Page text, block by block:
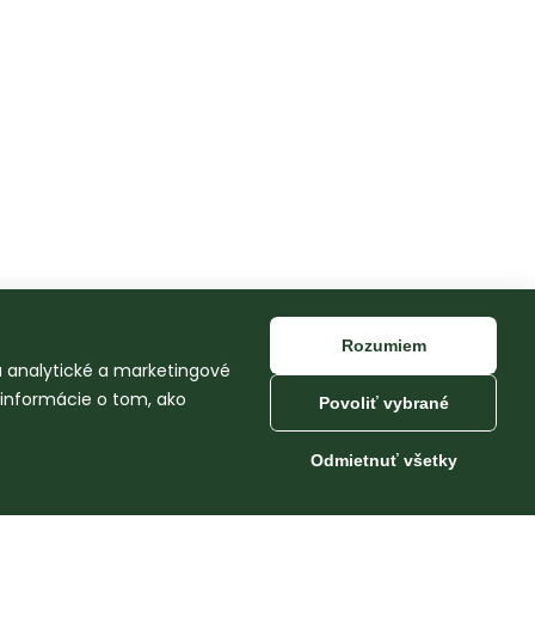
analytické a marketingové
o tom, ako
Rozumiem
Povoliť vybrané
Odmietnuť všetky